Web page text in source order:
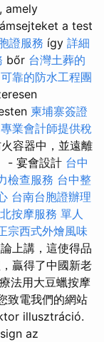
amely
a test
證服務 így 詳細
bőr 台灣土葬的
可靠的防水工程團
柬埔寨簽證
專業會計師提供稅
容器中，並遠離
- 宴會設計 台中
檢查服務 台中整
台南台胞證辦理
按摩服務 單人
宗西式外燴風味
上講，這使得品
贏得了中國新老
法用大豆蠟按摩
致電我們的網站
illusztráció.
az